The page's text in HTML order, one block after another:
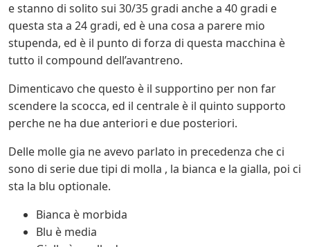
e stanno di solito sui 30/35 gradi anche a 40 gradi e
questa sta a 24 gradi, ed è una cosa a parere mio
stupenda, ed è il punto di forza di questa macchina è
tutto il compound dell’avantreno.
Dimenticavo che questo è il supportino per non far
scendere la scocca, ed il centrale è il quinto supporto
perche ne ha due anteriori e due posteriori.
Delle molle gia ne avevo parlato in precedenza che ci
sono di serie due tipi di molla , la bianca e la gialla, poi ci
sta la blu optionale.
Bianca è morbida
Blu è media